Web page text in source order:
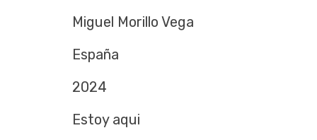
Miguel Morillo Vega
España
2024
Estoy aqui